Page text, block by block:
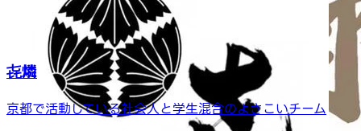
㐂燐
京都で活動している社会人と学生混合のよさこいチーム